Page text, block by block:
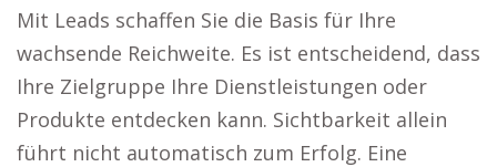
Mit Leads schaffen Sie die Basis für Ihre
wachsende Reichweite. Es ist entscheidend, dass
Ihre Zielgruppe Ihre Dienstleistungen oder
Produkte entdecken kann. Sichtbarkeit allein
führt nicht automatisch zum Erfolg. Eine